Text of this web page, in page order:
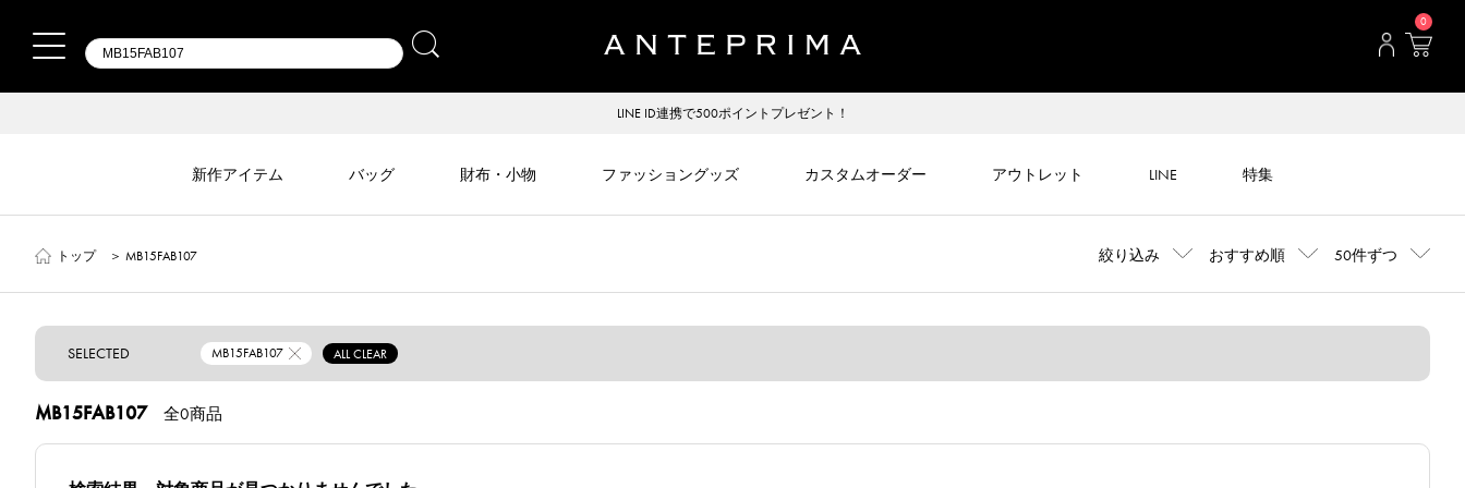
0
LINE ID連携で500ポイントプレゼント！
新作アイテム バッグ 財布・小物 ファッショングッズ カスタムオーダー アウトレット LINE 特集
トップ ＞ MB15FAB107 絞り込み おすすめ順 50件ずつ
SELECTED MB15FAB107 ALL CLEAR
MB15FAB107 全0商品